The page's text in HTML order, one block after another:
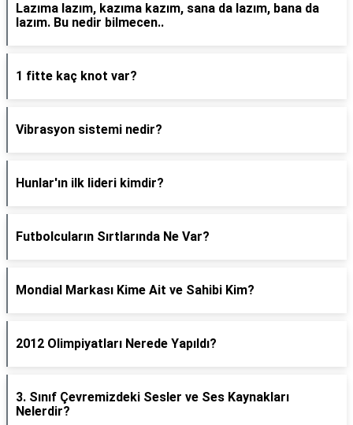
Lazıma lazım, kazıma kazım, sana da lazım, bana da
lazım. Bu nedir bilmecen..
1 fitte kaç knot var?
Vibrasyon sistemi nedir?
Hunlar'ın ilk lideri kimdir?
Futbolcuların Sırtlarında Ne Var?
Mondial Markası Kime Ait ve Sahibi Kim?
2012 Olimpiyatları Nerede Yapıldı?
3. Sınıf Çevremizdeki Sesler ve Ses Kaynakları
Nelerdir?